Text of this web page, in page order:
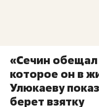
«Сечин обещал
которое он в
Улюкаеву
берет взятку